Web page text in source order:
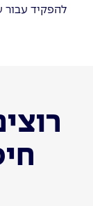
להפקיד